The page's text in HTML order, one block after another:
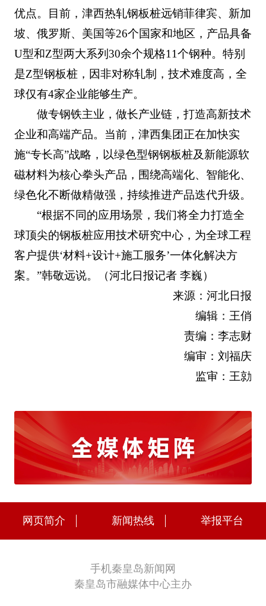
优点。目前，津西热轧钢板桩远销菲律宾、新加
坡、俄罗斯、美国等26个国家和地区，产品具备
U型和Z型两大系列30余个规格11个钢种。特别
是Z型钢板桩，因非对称轧制，技术难度高，全
球仅有4家企业能够生产。
做专钢铁主业，做长产业链，打造高新技术
企业和高端产品。当前，津西集团正在加快实
施“专长高”战略，以绿色型钢钢板桩及新能源软
磁材料为核心拳头产品，围绕高端化、智能化、
绿色化不断做精做强，持续推进产品迭代升级。
“根据不同的应用场景，我们将全力打造全
球顶尖的钢板桩应用技术研究中心，为全球工程
客户提供‘材料+设计+施工服务’一体化解决方
案。”韩敬远说。（河北日报记者 李巍）
来源：河北日报
编辑：王俏
责编：李志财
编审：刘福庆
监审：王勍
网页简介 新闻热线 举报平台
手机秦皇岛新闻网
秦皇岛市融媒体中心主办